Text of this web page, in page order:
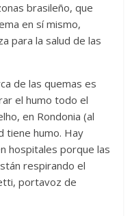
brasileño, que
en sí mismo,
para la salud de las
de las quemas es
el humo todo el
en Rondonia (al
tiene humo. Hay
hospitales porque las
respirando el
portavoz de